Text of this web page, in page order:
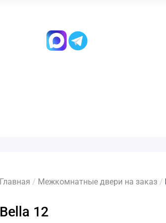
Главная / Межкомнатные двери на заказ /
Bella 12